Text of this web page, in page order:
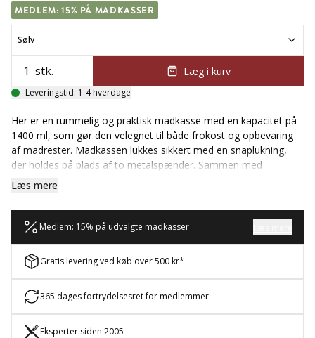
MEDLEM: 15% PÅ MADKASSER
Sølv
stk. Læg i kurv
Leveringstid: 1-4 hverdage
Her er en rummelig og praktisk madkasse med en kapacitet på
1400 ml, som gør den velegnet til både frokost og opbevaring
af madrester. Madkassen lukkes sikkert med en snaplukning,
der holdes på plads af to metalspænder. Sammen med
silikonepakningen på lågets inderside får du en tæt lukning, som
mindsker risikoen for spild, når du er på farten.
Fleksibel indretning og slidstærkt materiale
For maksimal fleksibilitet medfølger to justerbare skillevægge.
De gør det nemt at adskille måltidets forskellige dele og tilpasse
indretningen præcis efter behov. Madkassen er fremstillet i
Rengøringen er enkel, da alle dele kan vaskes i opvaskemaskine.
En praktisk løsning til både skoleudflugten og til at holde orden i
køleskabet.
Læs mere
Medlem: 15% på udvalgte madkasser
Gratis levering ved køb over 500 kr*
365 dages fortrydelsesret for medlemmer
Eksperter siden 2005